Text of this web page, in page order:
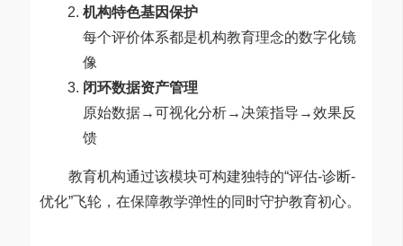
机构特色基因保护
每个评价体系都是机构教育理念的数字化镜
像
闭环数据资产管理
原始数据→可视化分析→决策指导→效果反
馈
教育机构通过该模块可构建独特的“评估-诊断-
优化”飞轮，在保障教学弹性的同时守护教育初心。